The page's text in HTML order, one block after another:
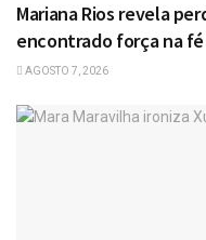
Mariana Rios revela
encontrado força na fé
AGOSTO 7, 2026